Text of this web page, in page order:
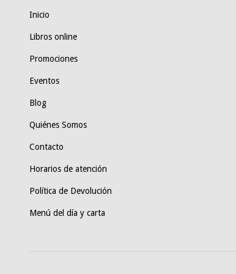
Inicio
Libros online
Promociones
Eventos
Blog
Quiénes Somos
Contacto
Horarios de atención
Política de Devolución
Menú del día y carta